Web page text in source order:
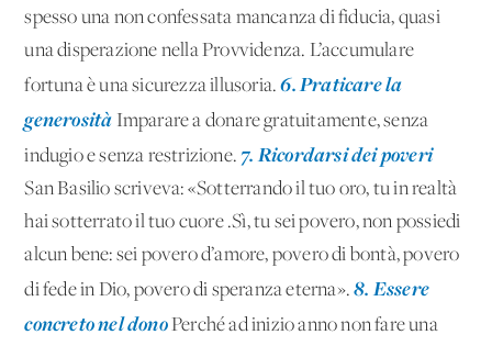
spesso una non confessata mancanza di fiducia, quasi
una disperazione nella Provvidenza. L’accumulare
fortuna è una sicurezza illusoria.6. Praticare la
generosità Imparare a donare gratuitamente, senza
indugio e senza restrizione.7. Ricordarsi dei poveri
San Basilio scriveva: «Sotterrando il tuo oro, tu in realtà
hai sotterrato il tuo cuore .Sì, tu sei povero, non possiedi
alcun bene: sei povero d’amore, povero di bontà, povero
di fede in Dio, povero di speranza eterna».8. Essere
concreto nel donoPerché ad inizio anno non fare una